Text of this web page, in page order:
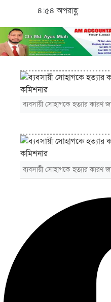
৪:৫৪ অপরাহ্ণ
ব্যবসায়ী সোহাগকে হত্যার কারণ
ব্যবসায়ী সোহাগকে হত্যার কারণ